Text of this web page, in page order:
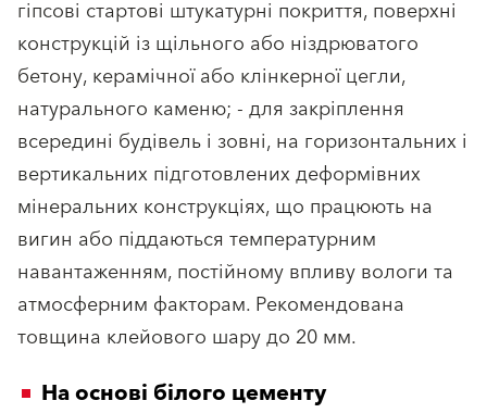
гіпсові стартові штукатурні покриття, поверхні
конструкцій із щільного або ніздрюватого
бетону, керамічної або клінкерної цегли,
натурального каменю; - для закріплення
всередині будівель і зовні, на горизонтальних і
вертикальних підготовлених деформівних
мінеральних конструкціях, що працюють на
вигин або піддаються температурним
навантаженням, постійному впливу вологи та
атмосферним факторам. Рекомендована
товщина клейового шару до 20 мм.
На основі білого цементу